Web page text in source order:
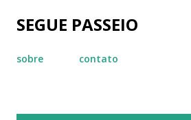
Pular para o conteúdo
SEGUE PASSEIO
sobre contato